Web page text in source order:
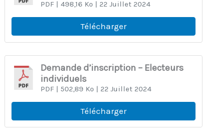
PDF| 498,16 Ko | 22 Juillet 2024
Télécharger
Demande d’inscription – Electeurs
individuels
PDF| 502,89 Ko | 22 Juillet 2024
Télécharger